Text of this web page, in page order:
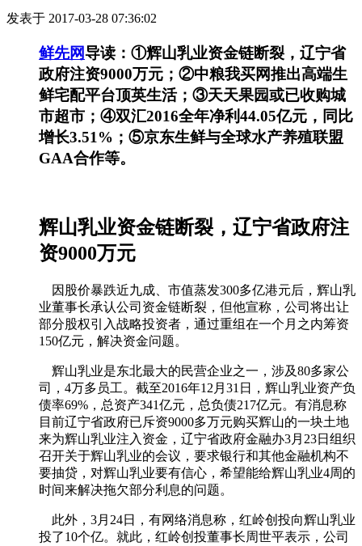
发表于 2017-03-28 07:36:02
鲜先网导读：①辉山乳业资金链断裂，辽宁省
政府注资9000万元；②中粮我买网推出高端生
鲜宅配平台顶英生活；③天天果园或已收购城
市超市；④双汇2016全年净利44.05亿元，同比
增长3.51%；⑤京东生鲜与全球水产养殖联盟
GAA合作等。
辉山乳业资金链断裂，辽宁省政府注
资9000万元
因股价暴跌近九成、市值蒸发300多亿港元后，辉山乳
业董事长承认公司资金链断裂，但他宣称，公司将出让
部分股权引入战略投资者，通过重组在一个月之内筹资
150亿元，解决资金问题。
辉山乳业是东北最大的民营企业之一，涉及80多家公
司，4万多员工。截至2016年12月31日，辉山乳业资产负
债率69%，总资产341亿元，总负债217亿元。有消息称
目前辽宁省政府已斥资9000多万元购买辉山的一块土地
来为辉山乳业注入资金，辽宁省政府金融办3月23日组织
召开关于辉山乳业的会议，要求银行和其他金融机构不
要抽贷，对辉山乳业要有信心，希望能给辉山乳业4周的
时间来解决拖欠部分利息的问题。
此外，3月24日，有网络消息称，红岭创投向辉山乳业
投了10个亿。就此，红岭创投董事长周世平表示，公司